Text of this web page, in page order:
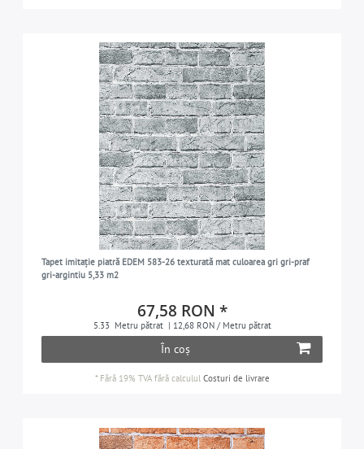
Tapet imitație piatră EDEM 583-26 texturată mat culoarea gri gri-praf
gri-argintiu 5,33 m2
67,58 RON *
5.33 Metru pătrat | 12,68 RON / Metru pătrat
În coș
* Fără 19% TVAfără calculul Costuri de livrare